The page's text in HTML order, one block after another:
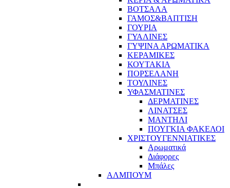
ΒΟΤΣΑΛΑ
ΓΑΜΟΣ&ΒΑΠΤΙΣΗ
ΓΟΥΡΙΑ
ΓΥΑΛΙΝΕΣ
ΓΥΨΙΝΑ ΑΡΩΜΑΤΙΚΑ
ΚΕΡΑΜΙΚΕΣ
ΚΟΥΤΑΚΙΑ
ΠΟΡΣΕΛΑΝΗ
ΤΟΥΛΙΝΕΣ
ΥΦΑΣΜΑΤΙΝΕΣ
ΔΕΡΜΑΤΙΝΕΣ
ΛΙΝΑΤΣΕΣ
ΜΑΝΤΗΛΙ
ΠΟΥΓΚΙΑ ΦΑΚΕΛΟΙ
ΧΡΙΣΤΟΥΓΕΝΝΙΑΤΙΚΕΣ
Αρωματικά
Διάφορες
Μπάλες
ΑΛΜΠΟΥΜ